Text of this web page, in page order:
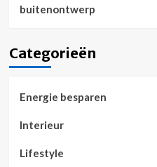
buitenontwerp
Categorieën
Energie besparen
Interieur
Lifestyle